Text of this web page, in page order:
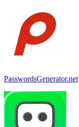
PasswordsGenerator.net